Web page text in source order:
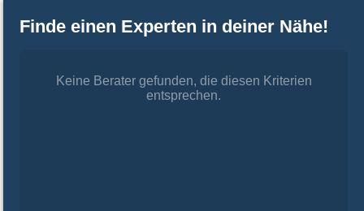
Finde einen Experten in deiner Nähe!
Keine Berater gefunden, die diesen Kriterien
entsprechen.